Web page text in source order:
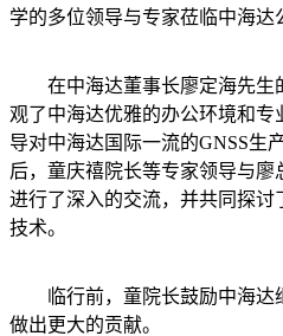
学的多位领导与专家莅临中海达
在中海达董事长廖定海先
观了中海达优雅的办公环境和
导对中海达国际一流的GNSS生
后，童庆禧院长等专家领导与
进行了深入的交流，并共同探
技术。
临行前，童院长鼓励中海
做出更大的贡献。